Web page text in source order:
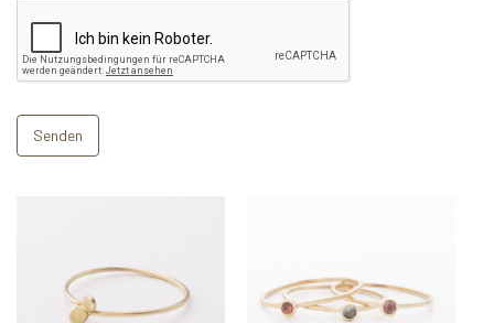
Senden